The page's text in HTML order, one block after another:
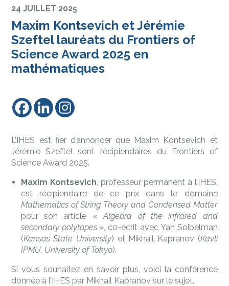
24 JUILLET 2025
Maxim Kontsevich et Jérémie
Szeftel lauréats du Frontiers of
Science Award 2025 en
mathématiques
L’IHES est fier d’annoncer que Maxim Kontsevich et
Jérémie Szeftel sont récipiendaires du Frontiers of
Science Award 2025.
Maxim Kontsevich, professeur permanent à l’IHES,
est récipiendaire de ce prix dans le domaine
Mathematics of String Theory and Condensed Matter
pour son article «Algebra of the infrared and
secondary polytopes», co-écrit avec Yan Soibelman
(Kansas State University) et Mikhail Kapranov (Kavli
IPMU, University of Tokyo).
Si vous souhaitez en savoir plus, voici la conférence
donnée à l’IHES par Mikhail Kapranov sur le sujet.